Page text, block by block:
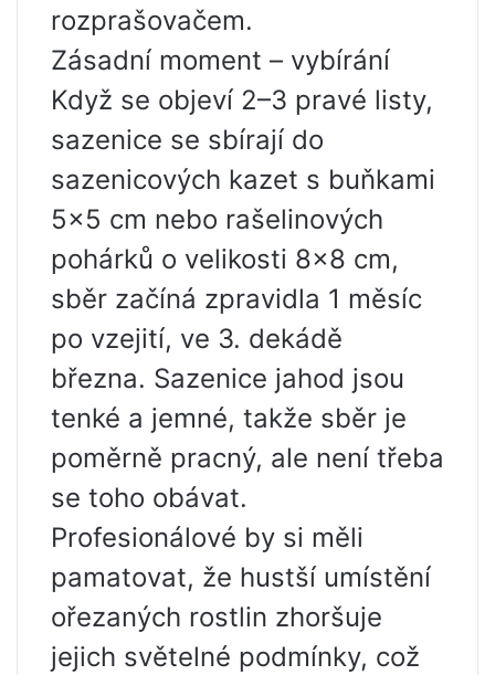
rozprašovačem.
Zásadní moment – vybírání
Když se objeví 2–3 pravé listy,
sazenice se sbírají do
sazenicových kazet s buňkami
5×5 cm nebo rašelinových
pohárků o velikosti 8×8 cm,
sběr začíná zpravidla 1 měsíc
po vzejití, ve 3. dekádě
března. Sazenice jahod jsou
tenké a jemné, takže sběr je
poměrně pracný, ale není třeba
se toho obávat.
Profesionálové by si měli
pamatovat, že hustší umístění
ořezaných rostlin zhoršuje
jejich světelné podmínky, což